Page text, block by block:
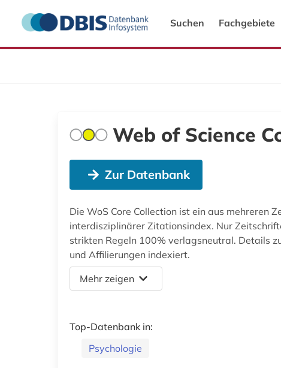
Suchen Fachgebiete
Web of Science
Zur Datenbank
Die WoS Core Collection ist ein aus mehreren
interdisziplinärer Zitationsindex. Nur
strikten Regeln 100% verlagsneutral. Details
und Affilierungen indexiert.
Mehr zeigen
Top-Datenbank in:
Psychologie